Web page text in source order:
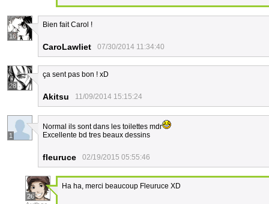
16
Bien fait Carol !
CaroLawliet 07/30/2014 11:34:40
28
ça sent pas bon ! xD
Akitsu 11/09/2014 15:15:24
1
Normal ils sont dans les toilettes mdr
Excellente bd tres beaux dessins
fleuruce 02/19/2015 05:55:46
26
Ha ha, merci beaucoup Fleuruce XD